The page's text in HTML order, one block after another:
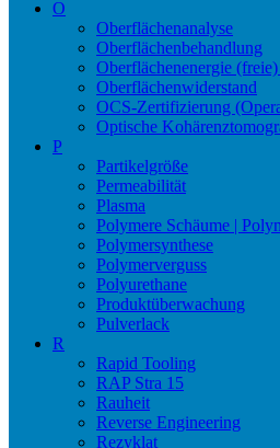
O
Oberflächenanalyse
Oberflächenbehandlung
Oberflächenenergie
Oberflächenwiderstand
OCS-Zertifizierung
Optische
P
Partikelgröße
Permeabilität
Plasma
Polymere Schäume |
Polymersynthese
Polymerverguss
Polyurethane
Produktüberwachung
Pulverlack
R
Rapid Tooling
RAP Stra 15
Rauheit
Reverse Engineering
Rezyklat